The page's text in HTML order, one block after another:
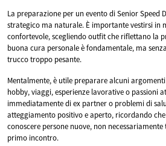
La preparazione per un evento di Senior Speed
strategico ma naturale. È importante vestirsi in
confortevole, scegliendo outfit che riflettano la
buona cura personale è fondamentale, ma
trucco troppo pesante.
Mentalmente, è utile preparare alcuni
hobby, viaggi, esperienze lavorative o passioni
immediatamente di ex partner o problemi di
atteggiamento positivo e aperto, ricordando
conoscere persone nuove, non
primo incontro.